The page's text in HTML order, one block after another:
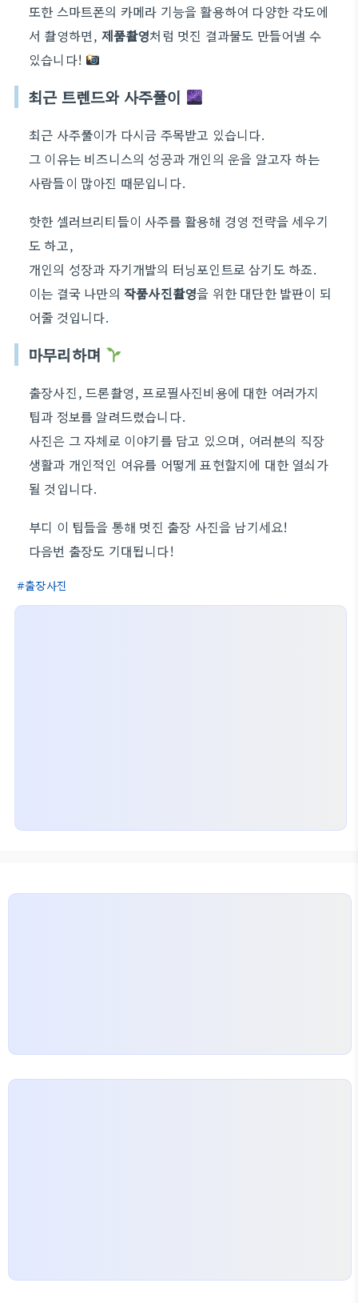
또한 스마트폰의 카메라 기능을 활용하여 다양한 각도에
서 촬영하면, 제품촬영처럼 멋진 결과물도 만들어낼 수
있습니다!
최근 트렌드와 사주풀이
최근 사주풀이가 다시금 주목받고 있습니다.
그 이유는 비즈니스의 성공과 개인의 운을 알고자 하는
사람들이 많아진 때문입니다.
핫한 셀러브리티들이 사주를 활용해 경영 전략을 세우기
도 하고,
개인의 성장과 자기개발의 터닝포인트로 삼기도 하죠.
이는 결국 나만의 작품사진촬영을 위한 대단한 발판이 되
어줄 것입니다.
마무리하며
출장사진, 드론촬영, 프로필사진비용에 대한 여러가지
팁과 정보를 알려드렸습니다.
사진은 그 자체로 이야기를 담고 있으며, 여러분의 직장
생활과 개인적인 여유를 어떻게 표현할지에 대한 열쇠가
될 것입니다.
부디 이 팁들을 통해 멋진 출장 사진을 남기세요!
다음번 출장도 기대됩니다!
출장사진